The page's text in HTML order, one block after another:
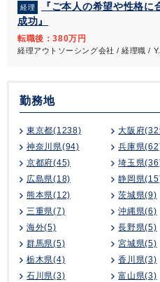
経理
『ご本人の希望や性格
成功』
転職後：380万円
経理アウトソーシング会社 / 経理職 /
勤務地
東京都(1238) 大阪府
神奈川県(94)
兵庫県
京都府(45)
埼玉県
広島県(18)
静岡県
熊本県(12)
茨城県(9)
三重県(7)
沖縄県(6)
海外(5)
長野県(5)
群馬県(5)
宮城県(5)
栃木県(4)
香川県(3)
石川県(3)
富山県(3)